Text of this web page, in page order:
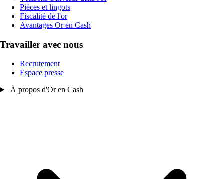
Pièces et lingots
Fiscalité de l'or
Avantages Or en Cash
Travailler avec nous
Recrutement
Espace presse
À propos d'Or en Cash